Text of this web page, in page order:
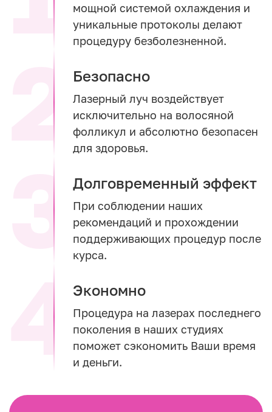
мощной системой охлаждения и
уникальные протоколы делают
процедуру безболезненной.
Безопасно
Лазерный луч воздействует
исключительно на волосяной
фолликул и абсолютно безопасен
для здоровья.
Долговременный эффект
При соблюдении наших
рекомендаций и прохождении
поддерживающих процедур после
курса.
Экономно
Процедура на лазерах последнего
поколения в наших студиях
поможет сэкономить Ваши время
и деньги.